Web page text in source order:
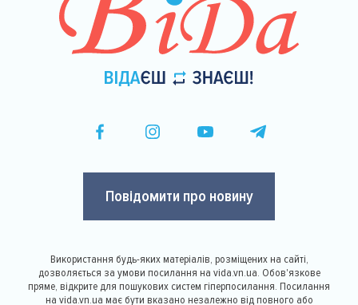
Повідомити про новину
Використання будь-яких матеріалів, розміщених на сайті,
дозволяється за умови посилання на vida.vn.ua. Обов'язкове
пряме, відкрите для пошукових систем гіперпосилання. Посилання
на vida.vn.ua має бути вказано незалежно від повного або